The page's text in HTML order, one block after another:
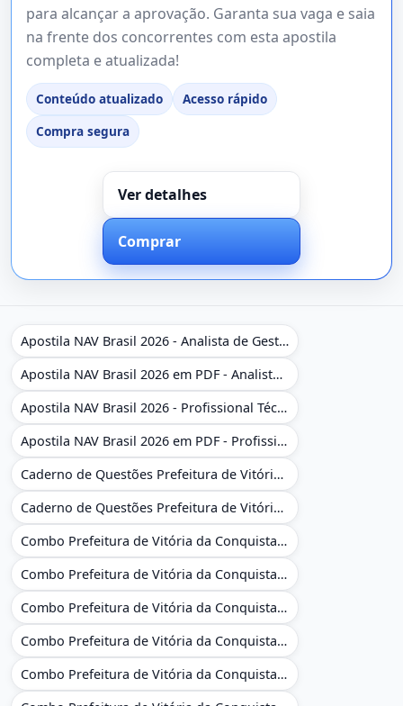
para alcançar a aprovação. Garanta sua vaga e saia
na frente dos concorrentes com esta apostila
completa e atualizada!
Conteúdo atualizado
Acesso rápido
Compra segura
Ver detalhes
Comprar
Apostila NAV Brasil 2026 - Analista de Gestão
Apostila NAV Brasil 2026 em PDF - Analista de Gestão
Apostila NAV Brasil 2026 - Profissional Técnico de Navegação Aérea - Operador de Torre de Controle
Apostila NAV Brasil 2026 em PDF - Profissional Técnico de Navegação Aérea - Operador de Torre de Controle
Caderno de Questões Prefeitura de Vitória da Conquista - BA - Conhecimentos Gerais - 450 Questões Gabaritadas
Caderno de Questões Prefeitura de Vitória da Conquista em PDF - BA - Conhecimentos Gerais - 450 Questões Gabaritadas
Combo Prefeitura de Vitória da Conquista - BA 2026 - Monitor Escolar (Educação Infantil e Cobertura das AC'S)
Combo Prefeitura de Vitória da Conquista - BA 2026 - Monitor Escolar (Educação Infantil e Cobertura das AC'S)
Combo Prefeitura de Vitória da Conquista - BA 2026 - Monitor Escolar (Suporte às Crianças com Deficiência)
Combo Prefeitura de Vitória da Conquista - BA 2026 - Monitor Escolar (Suporte às Crianças com Deficiência)
Combo Prefeitura de Vitória da Conquista - BA 2026 - Pedagogo - Zona Urbana e/ou Rural